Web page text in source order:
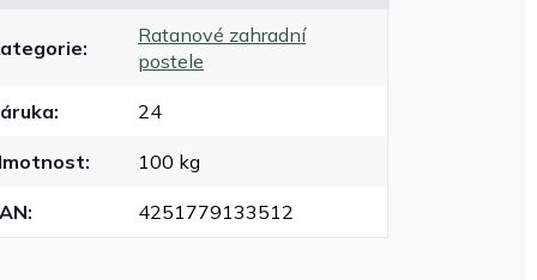
:
Ratanové zahradní
postele
: 24
: 100 kg
: 4251779133512